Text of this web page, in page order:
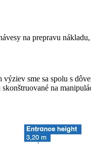
na prepravu
sme sa spolu s
na